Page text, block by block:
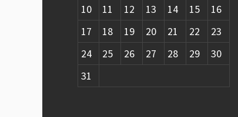
10
11 12 13 14 15
16
17
18 19 20 21 22
23
24
25 26 27 28 29
30
31